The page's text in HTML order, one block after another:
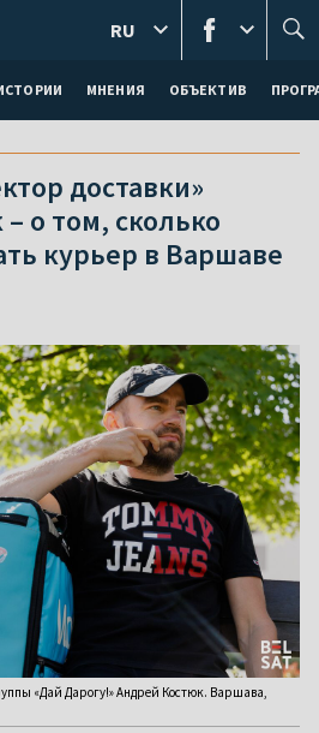
МНЕНИЯ ОБЪЕКТИВ
RU
доставки»
о том, сколько
курьер в Варшаве
«Дай Дарогу!» Андрей Костюк. Варшава,